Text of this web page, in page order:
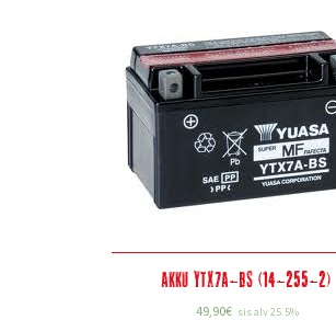
Akku YTX7A-BS (14-255-2)
49,90€ sis alv 25.5%